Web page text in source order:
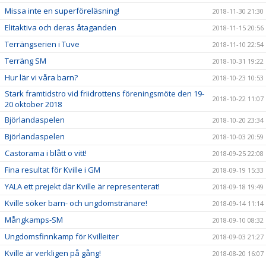
Missa inte en superföreläsning! 2018-11-30 21:30
Elitaktiva och deras åtaganden 2018-11-15 20:56
Terrängserien i Tuve 2018-11-10 22:54
Terräng SM 2018-10-31 19:22
Hur lär vi våra barn? 2018-10-23 10:53
Stark framtidstro vid friidrottens föreningsmöte den 19-
20 oktober 2018
2018-10-22 11:07
Björlandaspelen 2018-10-20 23:34
Björlandaspelen 2018-10-03 20:59
Castorama i blått o vitt! 2018-09-25 22:08
Fina resultat för Kville i GM 2018-09-19 15:33
YALA ett prejekt där Kville är representerat! 2018-09-18 19:49
Kville söker barn- och ungdomstränare! 2018-09-14 11:14
Mångkamps-SM 2018-09-10 08:32
Ungdomsfinnkamp för Kvilleiter 2018-09-03 21:27
Kville är verkligen på gång! 2018-08-20 16:07